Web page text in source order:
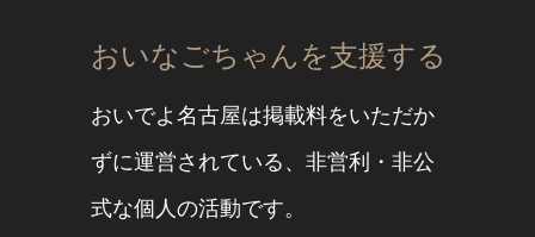
おいなごちゃんを支援する
おいでよ名古屋は掲載料をいただか
ずに運営されている、非営利・非公
式な個人の活動です。